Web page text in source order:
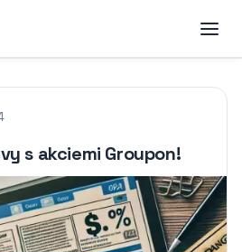
s akciemi Groupon!